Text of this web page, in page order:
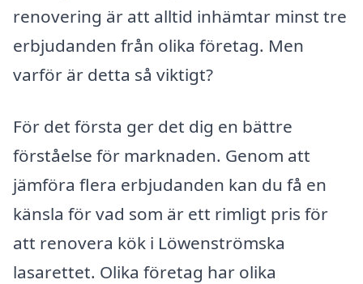
renovering är att alltid inhämtar minst tre
erbjudanden från olika företag. Men
varför är detta så viktigt?
För det första ger det dig en bättre
förståelse för marknaden. Genom att
jämföra flera erbjudanden kan du få en
känsla för vad som är ett rimligt pris för
att renovera kök i Löwenströmska
lasarettet. Olika företag har olika